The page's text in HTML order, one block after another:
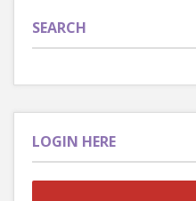
SEARCH
LOGIN HERE